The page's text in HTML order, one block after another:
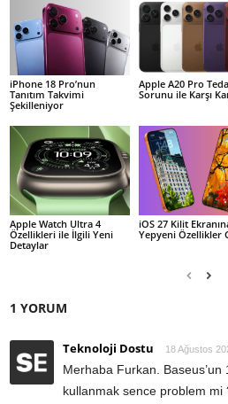
iPhone 18 Pro’nun
Tanıtım Takvimi
Şekilleniyor
Apple A20 Pro
Sorunu ile Karşı
Apple Watch Ultra 4
Özellikleri ile İlgili Yeni
Detaylar
iOS 27 Kilit
Yepyeni Özellikler
1 YORUM
Teknoloji Dostu 18 Ağustos
Merhaba Furkan.
kullanmak sence problem mi